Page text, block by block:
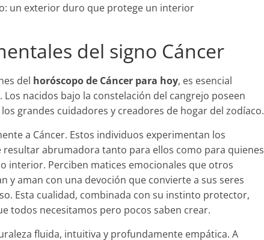
un exterior duro que protege un interior
del signo Cáncer
del horóscopo de Cáncer para hoy, es esencial
nacidos bajo la constelación del cangrejo poseen
grandes cuidadores y creadores de hogar del zodíaco.
a Cáncer. Estos individuos experimentan los
abrumadora tanto para ellos como para quienes
interior. Perciben matices emocionales que otros
y aman con una devoción que convierte a sus seres
Esta cualidad, combinada con su instinto protector,
todos necesitamos pero pocos saben crear.
fluida, intuitiva y profundamente empática. A